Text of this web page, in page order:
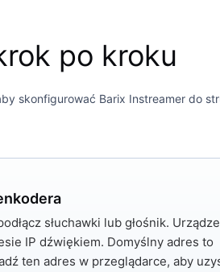
po kroku
skonfigurować Barix Instreamer do
słuchawki lub głośnik.
IP dźwiękiem. Domyślny adres to
ten adres w przeglądarce, aby